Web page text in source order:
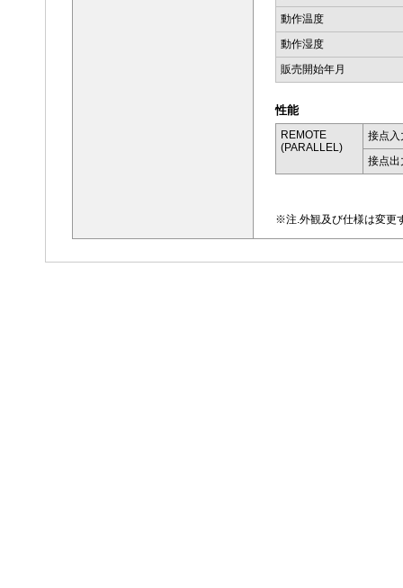
動作温度
動作湿度
販売開始年月
性能
REMOTE
(PARALLEL)
接点入
接点出
※注.外観及び仕様は変更